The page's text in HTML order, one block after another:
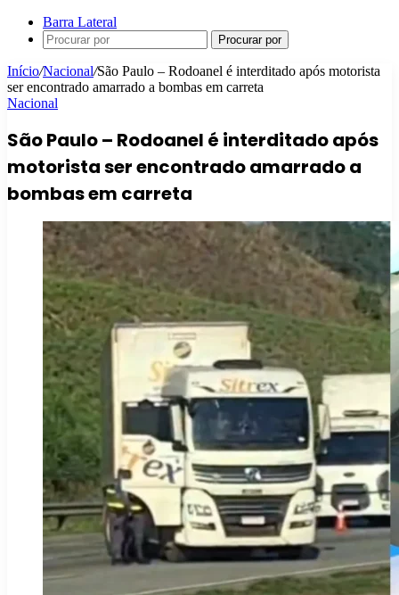
Barra Lateral
Procurar por
Início/Nacional/São Paulo – Rodoanel é interditado após motorista
ser encontrado amarrado a bombas em carreta
Nacional
São Paulo – Rodoanel é interditado após
motorista ser encontrado amarrado a
bombas em carreta